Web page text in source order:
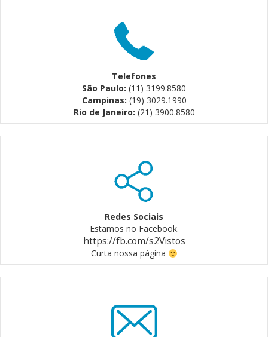
Telefones
São Paulo: (11) 3199.8580
Campinas: (19) 3029.1990
Rio de Janeiro: (21) 3900.8580
Redes Sociais
Estamos no Facebook.
https://fb.com/s2Vistos
Curta nossa página